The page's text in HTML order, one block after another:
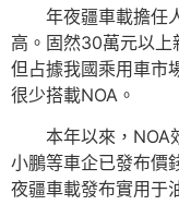
年夜疆車載擔任
高。固然30萬元以上
但占據我國乘用車市
很少搭載NOA。
本年以來，NOA
小鵬等車企已發布價
夜疆車載發布實用于